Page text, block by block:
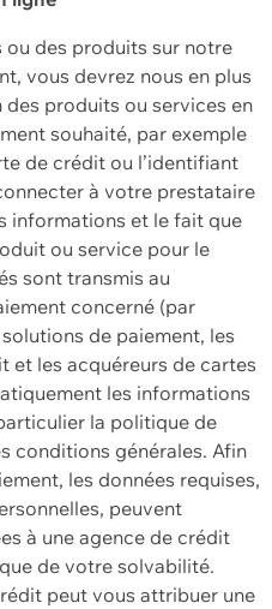
ou des produits sur notre
vous devrez nous en plus
produits ou services en
souhaité, par exemple
de crédit ou l’identifiant
à votre prestataire
informations et le fait que
ou service pour le
sont transmis au
concerné (par
de paiement, les
et les acquéreurs de cartes
les informations
la politique de
conditions générales. Afin
les données requises,
peuvent
à une agence de crédit
de votre solvabilité.
peut vous attribuer une